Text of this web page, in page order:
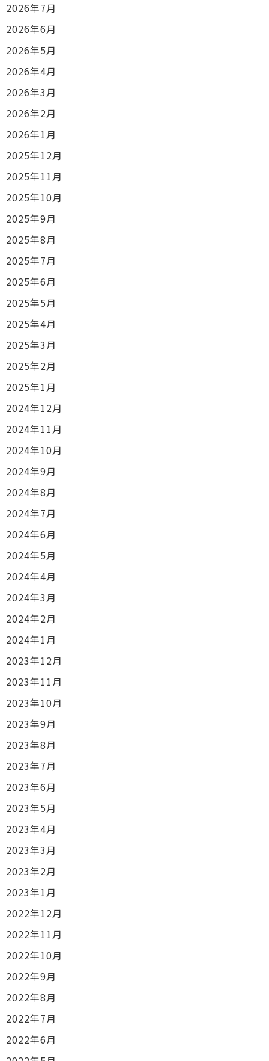
2026年7月
2026年6月
2026年5月
2026年4月
2026年3月
2026年2月
2026年1月
2025年12月
2025年11月
2025年10月
2025年9月
2025年8月
2025年7月
2025年6月
2025年5月
2025年4月
2025年3月
2025年2月
2025年1月
2024年12月
2024年11月
2024年10月
2024年9月
2024年8月
2024年7月
2024年6月
2024年5月
2024年4月
2024年3月
2024年2月
2024年1月
2023年12月
2023年11月
2023年10月
2023年9月
2023年8月
2023年7月
2023年6月
2023年5月
2023年4月
2023年3月
2023年2月
2023年1月
2022年12月
2022年11月
2022年10月
2022年9月
2022年8月
2022年7月
2022年6月